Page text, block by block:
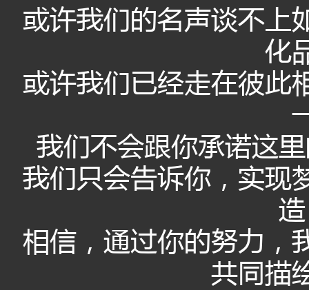
或许我们的名声谈不上
化
或许我们已经走在彼此
我们不会跟你承诺这
我们只会告诉你，实现
相信，通过你的努力，
共同描